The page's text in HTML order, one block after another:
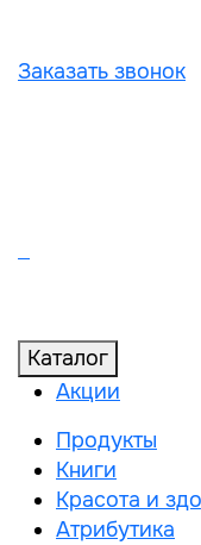
Заказать звонок
Каталог
Акции
Продукты
Книги
Красота и
Атрибутика